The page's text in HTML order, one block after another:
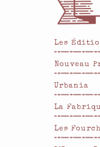
Les
Nouveau
Urbania
La
Les